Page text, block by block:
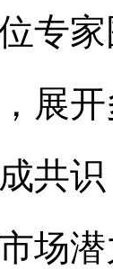
家
展
共
场